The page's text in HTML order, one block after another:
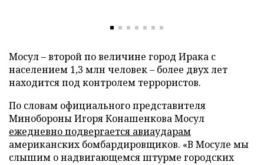
Мосул – второй по величине город Ирака с
населением 1,3 млн человек – более двух лет
находится под контролем террористов.
По словам официального представителя
Минобороны Игоря Конашенкова Мосул
ежедневно подвергается авиаударам
американских бомбардировщиков. «В Мосуле мы
слышим о надвигающемся штурме городских